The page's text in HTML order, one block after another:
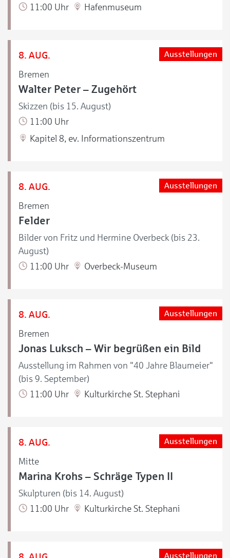
11:00 Uhr
Hafenmuseum
8. AUG.
Bremen
Ausstellungen
Walter Peter – Zugehört
Skizzen (bis 15. August)
11:00 Uhr
Kapitel 8, ev. Informationszentrum
8. AUG.
Bremen
Ausstellungen
Felder
Bilder von Fritz und Hermine Overbeck (bis 23.
August)
11:00 Uhr
Overbeck-Museum
8. AUG.
Bremen
Ausstellungen
Jonas Luksch – Wir begrüßen ein Bild
Ausstellung im Rahmen von "40 Jahre Blaumeier"
(bis 9. September)
11:00 Uhr
Kulturkirche St. Stephani
8. AUG.
Mitte
Ausstellungen
Marina Krohs – Schräge Typen II
Skulpturen (bis 14. August)
11:00 Uhr
Kulturkirche St. Stephani
Ausstellungen